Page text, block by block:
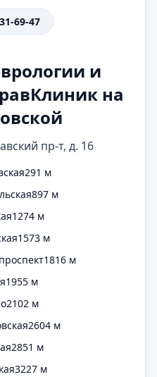
69-47
и
на
пр-т, д. 16
291 м
897 м
1274 м
1573 м
1816 м
1955 м
2102 м
2604 м
2851 м
3227 м